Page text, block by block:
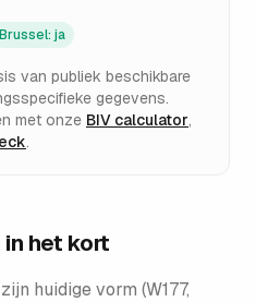
Brussel: ja
van publiek beschikbare
gegevens.
met onze BIV calculator,
.
in het kort
huidige vorm (W177,